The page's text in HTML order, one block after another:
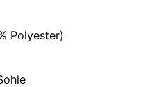
Polyester)